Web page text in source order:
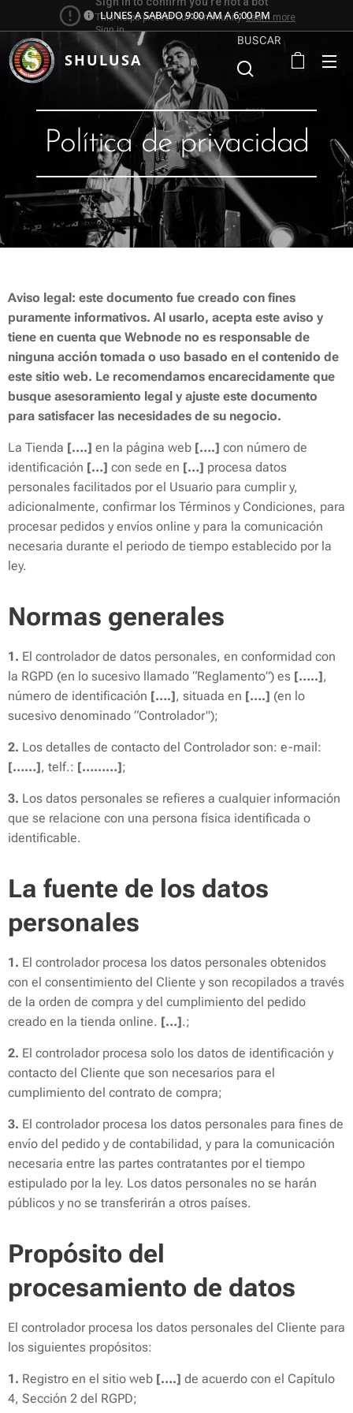
LUNES A SABADO 9:00 AM A 6:00 PM
SHULUSA
BUSCAR
Política de privacidad
Aviso legal: este documento fue creado con fines
puramente informativos. Al usarlo, acepta este aviso y
tiene en cuenta que Webnode no es responsable de
ninguna acción tomada o uso basado en el contenido de
este sitio web. Le recomendamos encarecidamente que
busque asesoramiento legal y ajuste este documento
para satisfacer las necesidades de su negocio.
La Tienda [….] en la página web [….] con número de
identificación […] con sede en […] procesa datos
personales facilitados por el Usuario para cumplir y,
adicionalmente, confirmar los Términos y Condiciones, para
procesar pedidos y envíos online y para la comunicación
necesaria durante el periodo de tiempo establecido por la
ley.
Normas generales
1. El controlador de datos personales, en conformidad con
la RGPD (en lo sucesivo llamado “Reglamento”) es […..],
número de identificación [….], situada en [….] (en lo
sucesivo denominado “Controlador");
2. Los detalles de contacto del Controlador son: e-mail:
[……], telf.: [………];
3. Los datos personales se refieres a cualquier información
que se relacione con una persona física identificada o
identificable.
La fuente de los datos
personales
1. El controlador procesa los datos personales obtenidos
con el consentimiento del Cliente y son recopilados a través
de la orden de compra y del cumplimiento del pedido
creado en la tienda online. […].;
2. El controlador procesa solo los datos de identificación y
contacto del Cliente que son necesarios para el
cumplimiento del contrato de compra;
3. El controlador procesa los datos personales para fines de
envío del pedido y de contabilidad, y para la comunicación
necesaria entre las partes contratantes por el tiempo
estipulado por la ley. Los datos personales no se harán
públicos y no se transferirán a otros países.
Propósito del
procesamiento de datos
El controlador procesa los datos personales del Cliente para
los siguientes propósitos:
1. Registro en el sitio web [….] de acuerdo con el Capítulo
4, Sección 2 del RGPD;